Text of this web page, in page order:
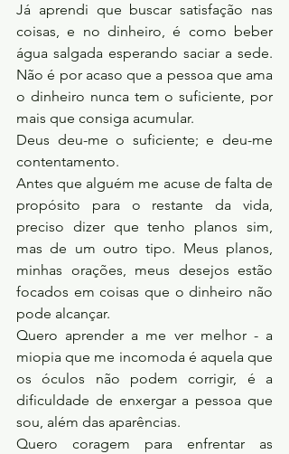
Já aprendi que buscar satisfação nas
coisas, e no dinheiro, é como beber
água salgada esperando saciar a sede.
Não é por acaso que a pessoa que ama
o dinheiro nunca tem o suficiente, por
mais que consiga acumular.
Deus deu-me o suficiente; e deu-me
contentamento.
Antes que alguém me acuse de falta de
propósito para o restante da vida,
preciso dizer que tenho planos sim,
mas de um outro tipo. Meus planos,
minhas orações, meus desejos estão
focados em coisas que o dinheiro não
pode alcançar.
Quero aprender a me ver melhor - a
miopia que me incomoda é aquela que
os óculos não podem corrigir, é a
dificuldade de enxergar a pessoa que
sou, além das aparências.
Quero coragem para enfrentar as